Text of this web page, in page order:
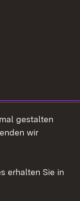
gestalten
wir
erhalten Sie in